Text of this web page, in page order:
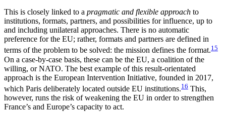
This is closely linked to a pragmatic and flexible approach to
institutions, formats, partners, and possi­bilities for influence, up to
and including unilateral approaches. There is no automatic
preference for the EU; rather, formats and partners are defined in
terms of the problem to be solved: the mission defines the format.15
On a case-by-case basis, these can be the EU, a coalition of the
willing, or NATO. The best example of this result-orientated
approach is the European Intervention Initiative, founded in 2017,
which Paris deliberately located outside EU institutions.16 This,
however, runs the risk of weakening the EU in order to strengthen
France’s and Europe’s capacity to act.